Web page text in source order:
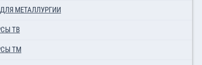
МЕТАЛЛУРГИИ
ТВ
ТМ